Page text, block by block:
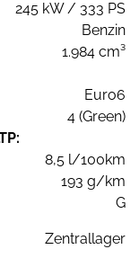
245 kW / 333 PS
Benzin
1.984 cm³
Euro6
4 (Green)
8,5 l/100km
193 g/km
G
Zentrallager